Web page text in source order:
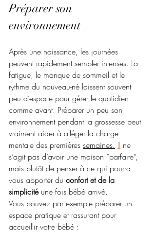
Préparer son
environnement
Après une naissance, les journées
peuvent rapidement sembler intenses. La
fatigue, le manque de sommeil et le
rythme du nouveau-né laissent souvent
peu d’espace pour gérer le quotidien
comme avant. Préparer un peu son
environnement pendant la grossesse peut
vraiment aider à alléger la charge
mentale des premières semaines. Il ne
s’agit pas d’avoir une maison “parfaite”,
mais plutôt de penser à ce qui pourra
vous apporter du confort et de la
simplicité une fois bébé arrivé.
Vous pouvez par exemple préparer un
espace pratique et rassurant pour
accueillir votre bébé :